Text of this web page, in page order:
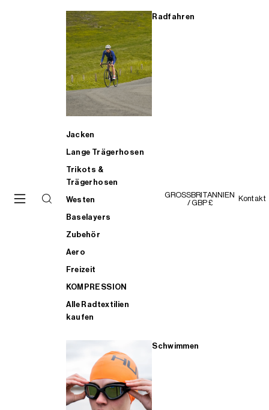
Radfahren
Jacken
Lange Trägerhosen
Trikots &
Trägerhosen
Westen
Baselayers
Zubehör
Aero
Freizeit
KOMPRESSION
Alle Radtextilien
kaufen
Schwimmen
GROSSBRITANNIEN
/ GBP £
Kontakt